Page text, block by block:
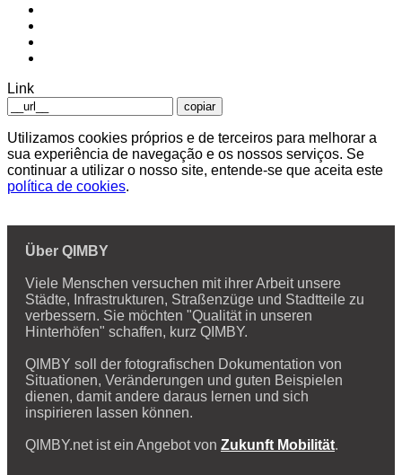
Link
copiar
Utilizamos cookies próprios e de terceiros para melhorar a
sua experiência de navegação e os nossos serviços. Se
continuar a utilizar o nosso site, entende-se que aceita este
política de cookies.
Über QIMBY
Viele Menschen versuchen mit ihrer Arbeit unsere
Städte, Infrastrukturen, Straßenzüge und Stadtteile zu
verbessern. Sie möchten "Qualität in unseren
Hinterhöfen" schaffen, kurz QIMBY.
QIMBY soll der fotografischen Dokumentation von
Situationen, Veränderungen und guten Beispielen
dienen, damit andere daraus lernen und sich
inspirieren lassen können.
QIMBY.net ist ein Angebot von Zukunft Mobilität.